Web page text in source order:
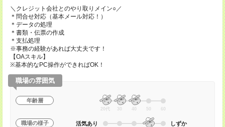
＼クレジット会社とのやり取りメイン○／
＊問合せ対応（基本メール対応！）
＊データの処理
＊書類・伝票の作成
＊支払処理
※事務の経験があれば大丈夫です！
【OAスキル】
※基本的なPC操作ができればOK！
職場の雰囲気
年齢層
20代 30 40 50 60
職場の様子 活気あり しずか